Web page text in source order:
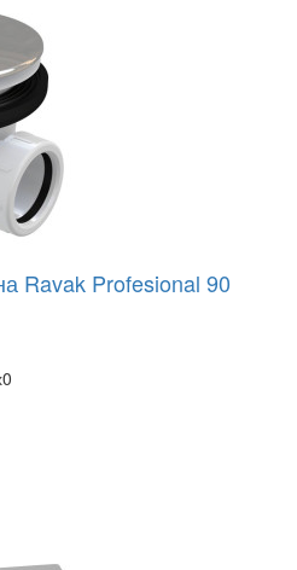
Ravak Profesional 90